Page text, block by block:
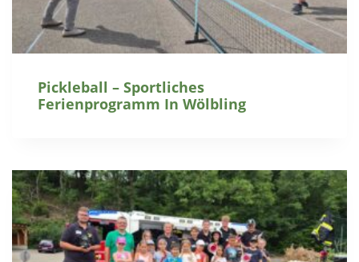
Pickleball – Sportliches
Ferienprogramm In Wölbling